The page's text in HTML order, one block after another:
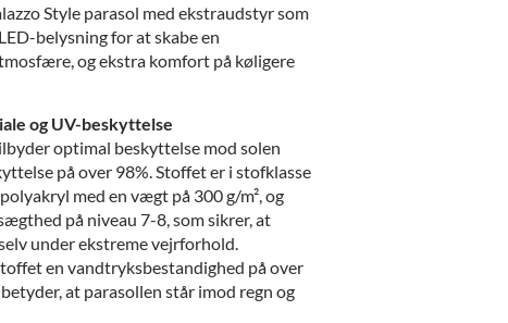
Style parasol med ekstraudstyr som
belysning for at skabe en
og ekstra komfort på køligere
og UV-beskyttelse
optimal beskyttelse mod solen
på over 98%. Stoffet er i stofklasse
med en vægt på 300 g/m², og
på niveau 7-8, som sikrer, at
under ekstreme vejrforhold.
en vandtryksbestandighed på over
at parasollen står imod regn og